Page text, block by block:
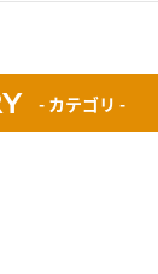
- カテゴリ -